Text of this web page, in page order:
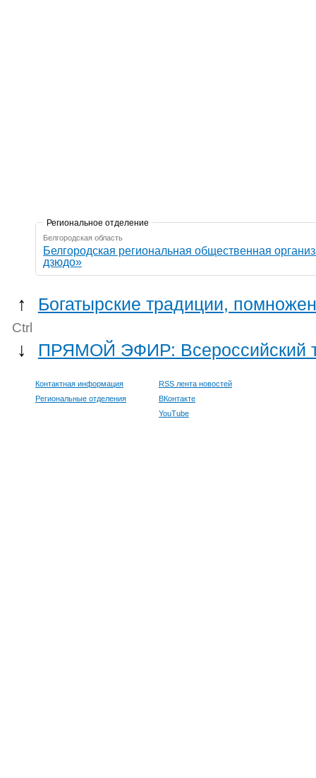
Региональное отделение
Белгородская область
Белгородская региональная общественная
дзюдо»
↑ Богатырские традиции,
Ctrl
↓ ПРЯМОЙ ЭФИР: Всероссийский
Контактная информация
Региональные отделения
RSS лента новостей
ВКонтакте
YouTube